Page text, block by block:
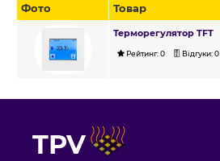
Фото Товар
Терморегулятор TFT
Рейтинг:0 Відгуки:0
TPV